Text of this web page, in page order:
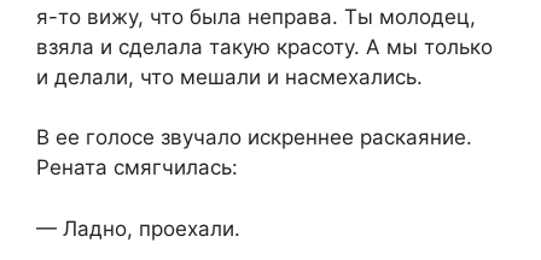
я-то вижу, что была неправа. Ты молодец,
взяла и сделала такую красоту. А мы только
и делали, что мешали и насмехались.
В ее голосе звучало искреннее раскаяние.
Рената смягчилась:
— Ладно, проехали.